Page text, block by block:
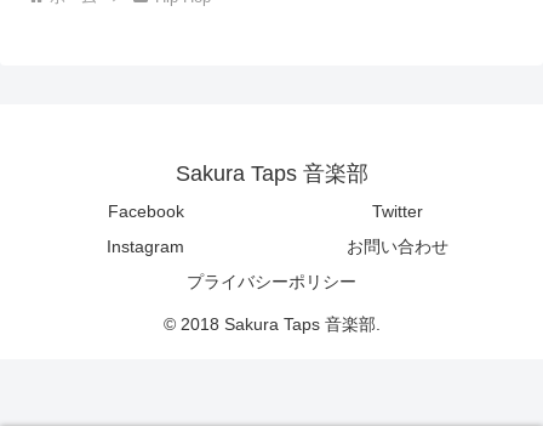
Sakura Taps 音楽部
Facebook
Twitter
Instagram
お問い合わせ
プライバシーポリシー
© 2018 Sakura Taps 音楽部.